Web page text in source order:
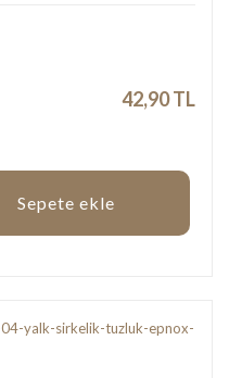
42,90 TL
Sepete ekle